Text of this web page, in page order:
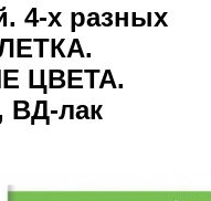
4-х разных
ЦВЕТА.
ВД-лак